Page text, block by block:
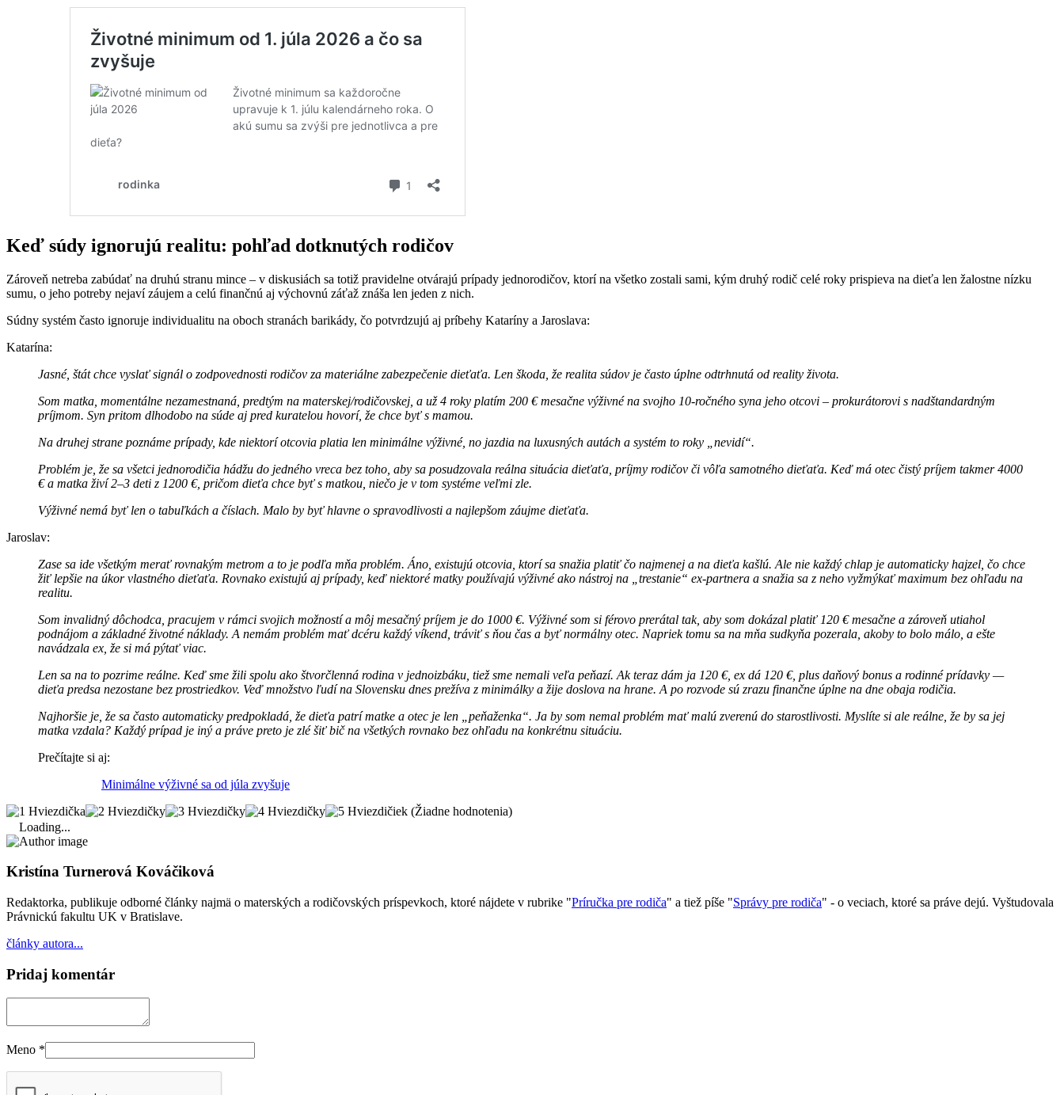
Keď súdy ignorujú realitu: pohľad dotknutých rodičov
Zároveň netreba zabúdať na druhú stranu mince – v diskusiách sa totiž pravidelne otvárajú prípady jednorodičov, ktorí na všetko zostali sami, kým druhý rodič celé roky prispieva na dieťa len žalostne nízku
sumu, o jeho potreby nejaví záujem a celú finančnú aj výchovnú záťaž znáša len jeden z nich.
Súdny systém často ignoruje individualitu na oboch stranách barikády, čo potvrdzujú aj príbehy Kataríny a Jaroslava:
Katarína:
Jasné, štát chce vyslať signál o zodpovednosti rodičov za materiálne zabezpečenie dieťaťa. Len škoda, že realita súdov je často úplne odtrhnutá od reality života.
Som matka, momentálne nezamestnaná, predtým na materskej/rodičovskej, a už 4 roky platím 200 € mesačne výživné na svojho 10-ročného syna jeho otcovi – prokurátorovi s nadštandardným
príjmom. Syn pritom dlhodobo na súde aj pred kuratelou hovorí, že chce byť s mamou.
Na druhej strane poznáme prípady, kde niektorí otcovia platia len minimálne výživné, no jazdia na luxusných autách a systém to roky „nevidí“.
Problém je, že sa všetci jednorodičia hádžu do jedného vreca bez toho, aby sa posudzovala reálna situácia dieťaťa, príjmy rodičov či vôľa samotného dieťaťa. Keď má otec čistý príjem takmer 4000
€ a matka živí 2–3 deti z 1200 €, pričom dieťa chce byť s matkou, niečo je v tom systéme veľmi zle.
Výživné nemá byť len o tabuľkách a číslach. Malo by byť hlavne o spravodlivosti a najlepšom záujme dieťaťa.
Jaroslav:
Zase sa ide všetkým merať rovnakým metrom a to je podľa mňa problém. Áno, existujú otcovia, ktorí sa snažia platiť čo najmenej a na dieťa kašlú. Ale nie každý chlap je automaticky hajzel, čo chce
žiť lepšie na úkor vlastného dieťaťa. Rovnako existujú aj prípady, keď niektoré matky používajú výživné ako nástroj na „trestanie“ ex-partnera a snažia sa z neho vyžmýkať maximum bez ohľadu na
realitu.
Som invalidný dôchodca, pracujem v rámci svojich možností a môj mesačný príjem je do 1000 €. Výživné som si férovo prerátal tak, aby som dokázal platiť 120 € mesačne a zároveň utiahol
podnájom a základné životné náklady. A nemám problém mať dcéru každý víkend, tráviť s ňou čas a byť normálny otec. Napriek tomu sa na mňa sudkyňa pozerala, akoby to bolo málo, a ešte
navádzala ex, že si má pýtať viac.
Len sa na to pozrime reálne. Keď sme žili spolu ako štvorčlenná rodina v jednoizbáku, tiež sme nemali veľa peňazí. Ak teraz dám ja 120 €, ex dá 120 €, plus daňový bonus a rodinné prídavky —
dieťa predsa nezostane bez prostriedkov. Veď množstvo ľudí na Slovensku dnes prežíva z minimálky a žije doslova na hrane. A po rozvode sú zrazu finančne úplne na dne obaja rodičia.
Najhoršie je, že sa často automaticky predpokladá, že dieťa patrí matke a otec je len „peňaženka“. Ja by som nemal problém mať malú zverenú do starostlivosti. Myslíte si ale reálne, že by sa jej
matka vzdala? Každý prípad je iný a práve preto je zlé šiť bič na všetkých rovnako bez ohľadu na konkrétnu situáciu.
Prečítajte si aj:
Minimálne výživné sa od júla zvyšuje
(Žiadne hodnotenia)
Loading...
Kristína Turnerová Kováčiková
Redaktorka, publikuje odborné články najmä o materských a rodičovských príspevkoch, ktoré nájdete v rubrike "Príručka pre rodiča" a tiež píše "Správy pre rodiča" - o veciach, ktoré sa práve dejú. Vyštudovala
Právnickú fakultu UK v Bratislave.
články autora...
Pridaj komentár
Meno *